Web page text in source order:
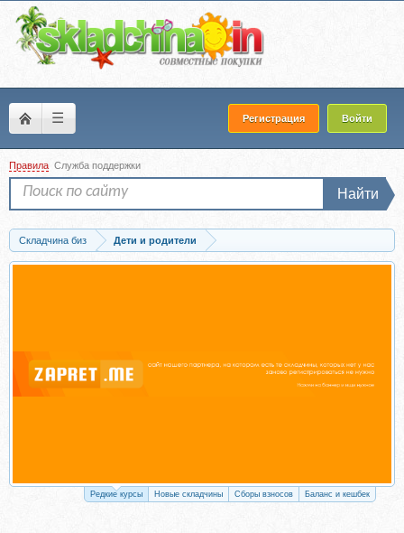
☰ Регистрация Войти
Правила Служба поддержки
Найти
Складчина биз
Дети и родители
Скачать [Мамазонка] Сексуальное воспитание, 2021 (Карина Рихтере)
Редкие курсы Новые складчины Сборы взносов Баланс и кешбек